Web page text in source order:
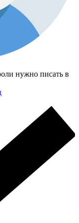
нужно писать в